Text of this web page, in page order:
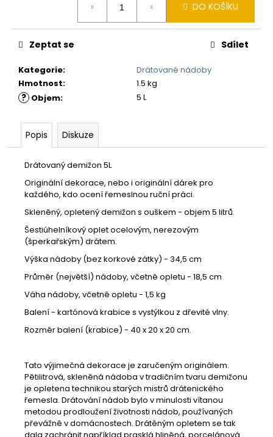
DO KOŠÍKU
Kategorie:
Drátované nádoby
Hmotnost: 1.5 kg
? Objem: 5 L
Zeptat se Sdílet
Popis Diskuze
Drátovaný demižon 5L
Originální dekorace, nebo i originální dárek pro
každého, kdo ocení řemeslnou ruční práci.
Skleněný, opletený demižon s ouškem - objem 5 litrů.
Šestiúhelníkový oplet ocelovým, nerezovým
(šperkařským) drátem.
Výška nádoby (bez korkové zátky) - 34,5 cm
Průměr (největší) nádoby, včetně opletu - 18,5 cm
Váha nádoby, včetně opletu - 1,5 kg
Balení - kartónová krabice s vystýlkou z dřevité vlny.
Rozměr balení (krabice) - 40 x 20 x 20 cm.
Tato výjimečná dekorace je zaručeným originálem.
Pětilitrová, skleněná nádoba v tradičním tvaru demižonu
je opletena technikou starých mistrů drátenického
řemesla. Drátování nádob bylo v minulosti vítanou
metodou prodloužení životnosti nádob, používaných
převážně v domácnostech. Drátěným opletem se tak
dala zachránit například prasklá hliněná, porcelánová
-
RUČNĚ
MALOVANÉ
KUCHYŇSKÉ
PRKÉNKO
SKLADEM
310